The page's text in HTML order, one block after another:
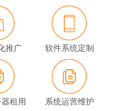
解决方案
企业动态
SEO推广知识
建站知识
推广 软件系统定制
租用 系统运营维护